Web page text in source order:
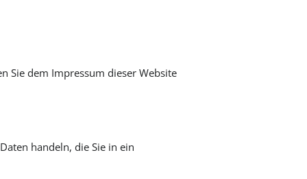
Sie dem Impressum dieser Website
handeln, die Sie in ein